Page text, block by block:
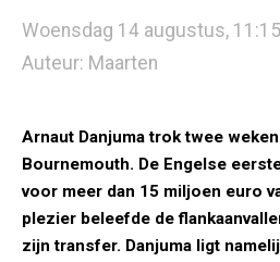
Woensdag 14 augustus,
Auteur: Maarten
Arnaut Danjuma trok twee
Bournemouth. De Engelse
voor meer dan 15 miljoen euro
plezier beleefde de
zijn transfer. Danjuma ligt